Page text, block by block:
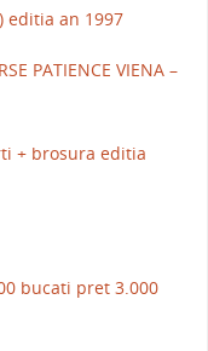
editia an 1997
PATIENCE VIENA –
+ brosura editia
bucati pret 3.000